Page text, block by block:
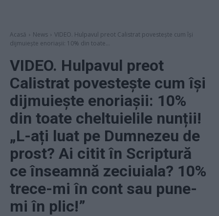
Acasă News
VIDEO. Hulpavul preot Calistrat povestește cum își
dijmuiește enoriașii: 10% din toate...
VIDEO. Hulpavul preot
Calistrat povestește cum își
dijmuiește enoriașii: 10%
din toate cheltuielile nunții!
„L-ați luat pe Dumnezeu de
prost? Ai citit în Scriptură
ce înseamnă zeciuiala? 10%
trece-mi în cont sau pune-
mi în plic!”